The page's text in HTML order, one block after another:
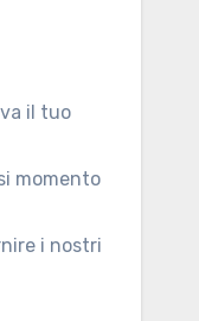
il tuo
momento
i nostri